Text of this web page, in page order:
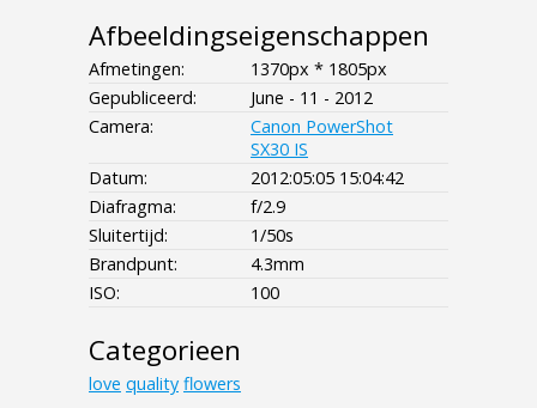
Afbeeldingseigenschappen
Afmetingen:
1370px * 1805px
Gepubliceerd:
June - 11 - 2012
Camera:
Canon PowerShot
SX30 IS
Datum:
2012:05:05 15:04:42
Diafragma:
f/2.9
Sluitertijd:
1/50s
Brandpunt:
4.3mm
ISO:
100
Categorieen
love quality flowers